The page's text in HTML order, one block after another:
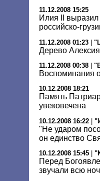
11.12.2008 15:25
Илия II
российско-
11.12.2008 01:23
Дерево
11.12.2008 00:38
Воспоминания
10.12.2008 18:21
Память
увековечена
10.12.2008 16:22
"Не ударом
он единство
10.12.2008 15:45
Перед
звучали всю